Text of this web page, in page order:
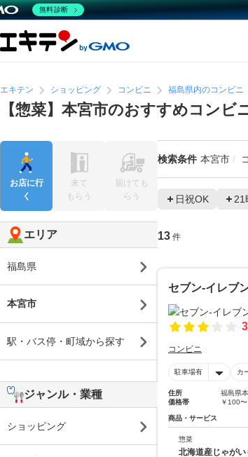
エキテン ショッピング コンビニ 福島県内のコンビニ
【惣菜】本宮市のおすすめコンビ
検索条件 本宮市
日祝OK 21
13 件
セブン‐イレ
コンビニ
駐車場有 カ
住所
福島県
価格帯
￥100
商品・サービス
惣菜
北海道産じゃが
お店に行
く
来て
もらう
届けても
らう
エリア
福島県
本宮市
駅・バス停・町域から探す
ジャンル・業種
ショッピング
無料診断